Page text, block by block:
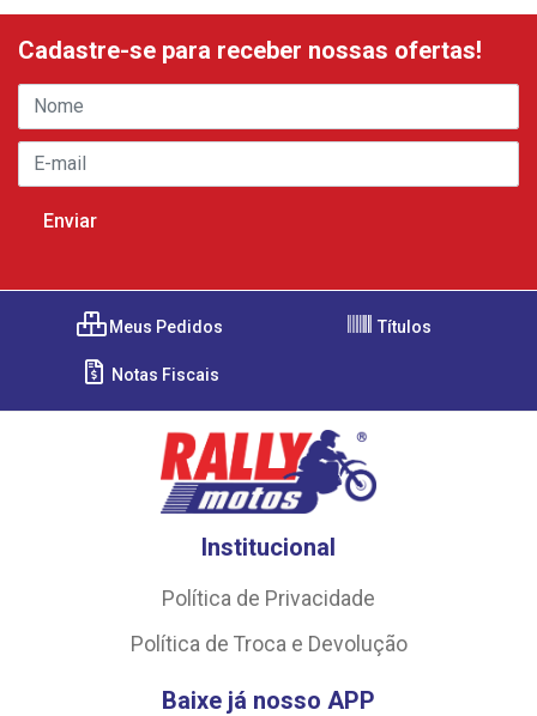
Cadastre-se para receber nossas ofertas!
Meus Pedidos Títulos
Notas Fiscais
Institucional
Política de Privacidade
Política de Troca e Devolução
Baixe já nosso APP